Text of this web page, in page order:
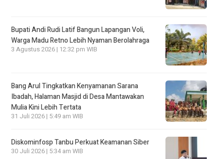
Bupati Andi Rudi Latif Bangun Lapangan Voli,
Warga Madu Retno Lebih Nyaman Berolahraga
3 Agustus 2026 | 12:32 pm WIB
Bang Arul Tingkatkan Kenyamanan Sarana
Ibadah, Halaman Masjid di Desa Mantawakan
Mulia Kini Lebih Tertata
31 Juli 2026 | 5:49 am WIB
Diskominfosp Tanbu Perkuat Keamanan Siber
30 Juli 2026 | 5:34 am WIB